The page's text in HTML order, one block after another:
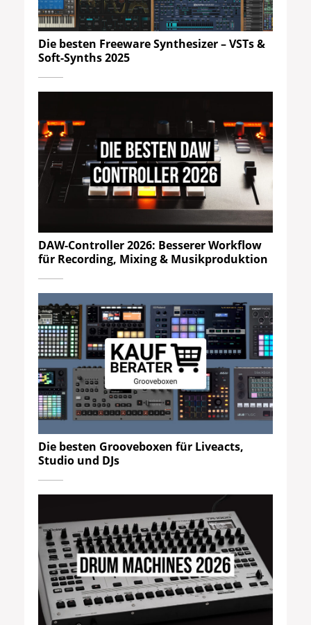
Die besten Freeware Synthesizer – VSTs &
Soft-Synths 2025
DAW-Controller 2026: Besserer Workflow
für Recording, Mixing & Musikproduktion
Die besten Grooveboxen für Liveacts,
Studio und DJs